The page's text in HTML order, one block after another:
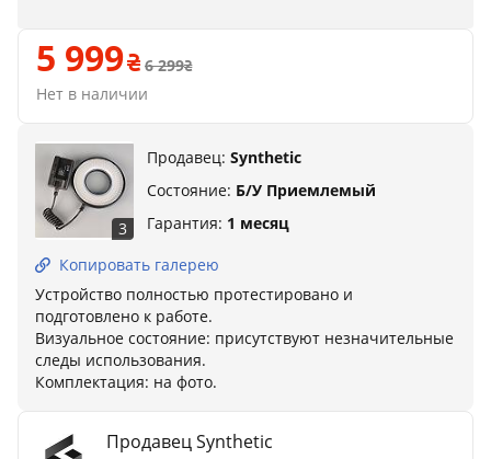
5 999
6 299
Нет в наличии
3
Продавец: Synthetic
Состояние: Б/У Приемлемый
Гарантия: 1 месяц
Копировать галерею
Устройство полностью протестировано и
подготовлено к работе.
Визуальное состояние: присутствуют незначительные
следы использования.
Комплектация: на фото.
Продавец Synthetic